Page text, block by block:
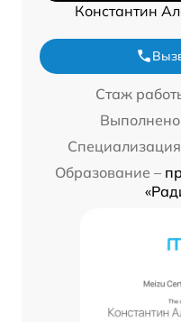
Константин
Стаж
Образование –